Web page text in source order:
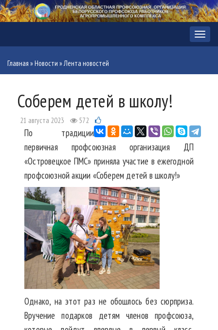
Меню
Главная »Новости »Лента новостей
Соберем детей в школу!
21 августа 2023 572
По традиции
первичная профсоюзная организация ДП
«Островецкое ПМС» приняла участие в ежегодной
профсоюзной акции «Соберем детей в школу!»
Однако, на этот раз не обошлось без сюрприза.
Вручение подарков детям членов профсоюза,